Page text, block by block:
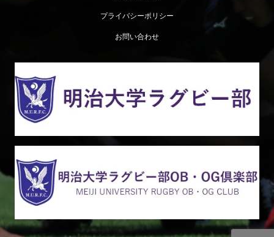
プライバシーポリシー
お問い合わせ